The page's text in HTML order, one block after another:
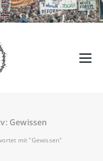
Gewissen
mit "Gewissen"